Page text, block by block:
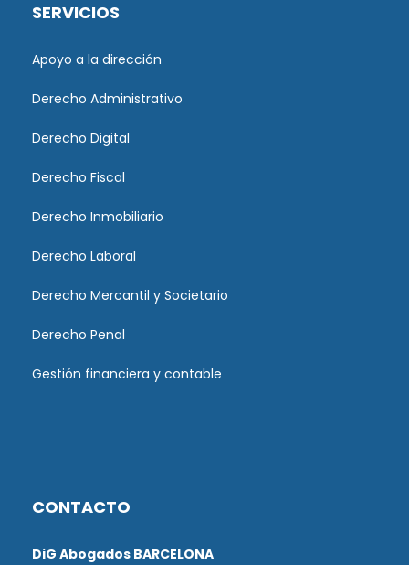
SERVICIOS
Apoyo a la dirección
Derecho Administrativo
Derecho Digital
Derecho Fiscal
Derecho Inmobiliario
Derecho Laboral
Derecho Mercantil y Societario
Derecho Penal
Gestión financiera y contable
CONTACTO
DiG Abogados BARCELONA